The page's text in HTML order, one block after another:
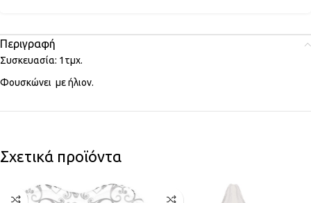
Περιγραφή
Συσκευασία: 1τμχ.
Φουσκώνει με ήλιον.
Σχετικά προϊόντα